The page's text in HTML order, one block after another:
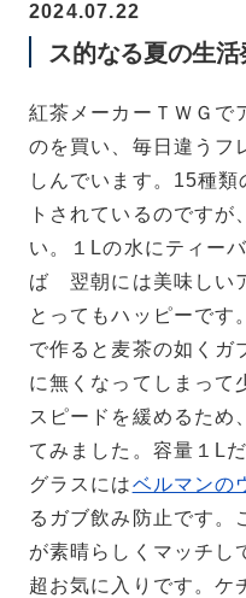
2024.07.22
ス的なる夏の生活
紅茶メーカーＴＷＧで
のを買い、毎日違うフ
しんでいます。15種
トされているのです
い。１Lの水にティー
ば 翌朝には美味しい
とってもハッピーです
で作ると麦茶の如くガ
に無くなってしまって
スピードを緩めるため
てみました。容量１L
グラスにはベルマンの
るガブ飲み防止です。
が素晴らしくマッチし
超お気に入りです。ケ